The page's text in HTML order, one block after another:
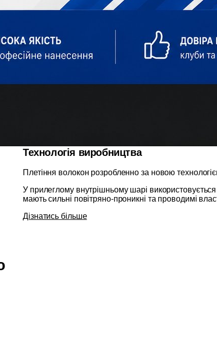
Технологія виробництва
Плетіння волокон розробленно за новою
У прилеглому внутрішньому шарі використовується
мають сильні повітряно-проникні та проводимі
Дізнатись більше